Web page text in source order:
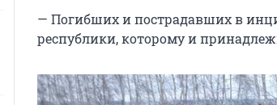
— Погибших и пострадавших в
республики, которому и